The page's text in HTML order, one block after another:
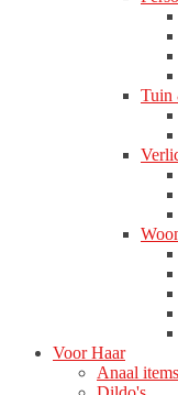
Tuin
Voor Haar
Anaal items